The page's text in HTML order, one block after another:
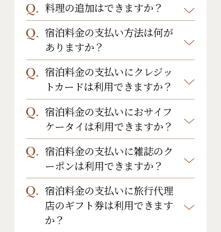
キャンセル料は以下の通りとなりま
す。
ご宿泊日の
7日前：30％
6日前：30％
5日前：30％
4日前：30％
3日前：50％
2日前：50％
前日：70％
当日：100％
無連絡キャンセル：100%
※宿泊料金に対しての％です。
料理の追加はできますか？
はい。追加料理のご注文は当日の午
後6時まで承っております。事前にご
注文の場合、お電話(0279-64-2314)
または、メール
(info@yoshimoto.jp)までご連絡下
さいませ。
仕入れ状況によりご用意できない場
合もござますのでご了承下さいま
せ。
宿泊料金の支払い方法は何が
ありますか？
現金、クレジットカード、銀行振込
（事前のみ）がご利用いただけま
す。
また、自社HP、じゃらんnetではオ
ンラインカード決済もご利用いただ
けます。
宿泊料金の支払いにクレジッ
トカードは利用できますか？
はい。下記のクレジットカードがご
利用頂けます。
■VISA
■MasterCard
宿泊料金の支払いにおサイフ
ケータイは利用できますか？
申し訳ございませんが、ご利用いた
だけません。
宿泊料金の支払いに雑誌のク
ーポンは利用できますか？
申し訳ございませんが、ご利用いた
だけません。
宿泊料金の支払いに旅行代理
店のギフト券は利用できます
か？